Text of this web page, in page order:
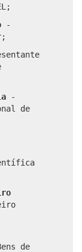
-
-
de
de